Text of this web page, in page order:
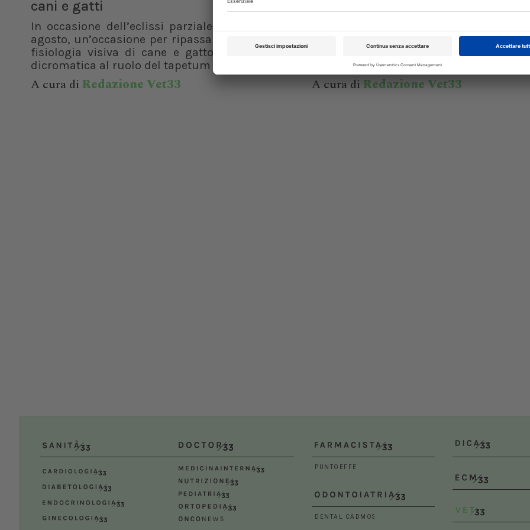
cani e gatti
In occasione dell’eclissi parziale di sole del 12
agosto, un’occasione per ripassare le basi della
fisiologia visiva di cane e gatto. Dalla visione
dicromatica al ruolo del tapetum lucidum, fino...
A cura di Redazione Vet33
trattamento dei disturbi
essere allestita in formulazione
una pratica alternativa alla via orale...
A cura diRedazione Vet33